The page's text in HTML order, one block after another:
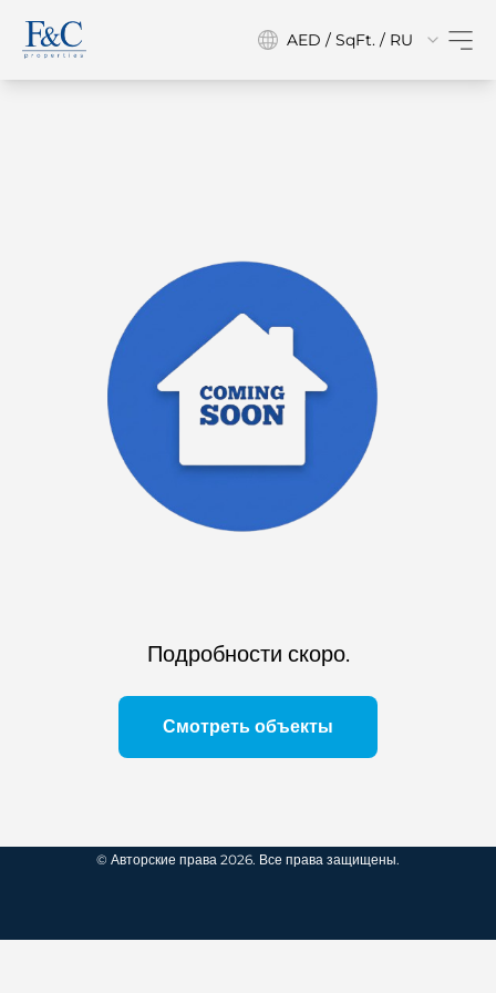
AED / SqFt. / RU
Подробности скоро.
Смотреть объекты
© Авторские права 2026. Все права защищены.